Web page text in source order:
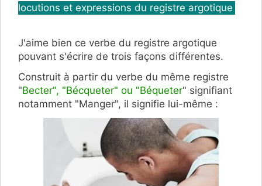
locutions et expressions du registre argotique
J'aime bien ce verbe du registre argotique
pouvant s'écrire de trois façons différentes.
Construit à partir du verbe du même registre
"Becter", "Bécqueter" ou "Béqueter" signifiant
notamment "Manger", il signifie lui-même :